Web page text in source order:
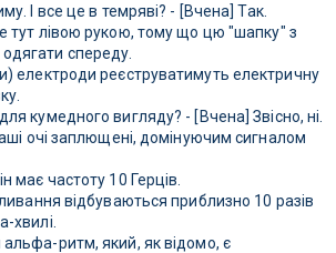
І все це в темряві? - [Вчена] Так.
тут лівою рукою, тому що цю "шапку" з
спереду.
електроди реєструватимуть електричну
кумедного вигляду? - [Вчена] Звісно, ні.
очі заплющені, домінуючим сигналом
має частоту 10 Герців.
відбуваються приблизно 10 разів
хвилі.
ритм, який, як відомо, є